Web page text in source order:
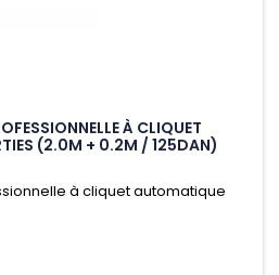
À CLIQUET
(2.0M + 0.2M / 125DAN)
à cliquet automatique
+ 0.2M / 125daN), simple et
d'arrimer et de sécuriser